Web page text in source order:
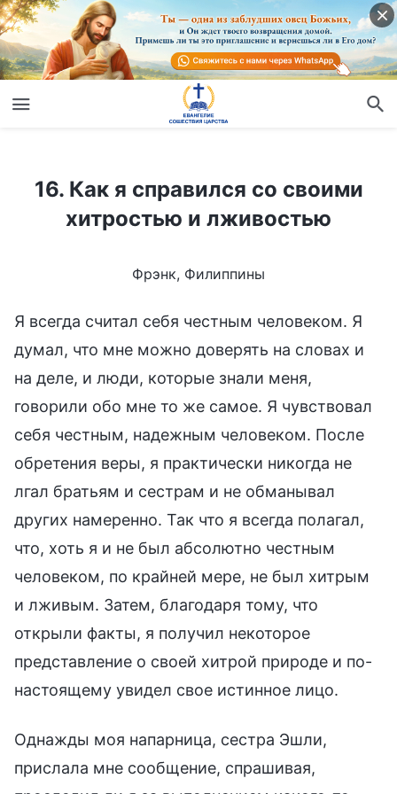
16. Как я справился со своими
хитростью и лживостью
Фрэнк, Филиппины
Я всегда считал себя честным человеком. Я
думал, что мне можно доверять на словах и
на деле, и люди, которые знали меня,
говорили обо мне то же самое. Я чувствовал
себя честным, надежным человеком. После
обретения веры, я практически никогда не
лгал братьям и сестрам и не обманывал
других намеренно. Так что я всегда полагал,
что, хоть я и не был абсолютно честным
человеком, по крайней мере, не был хитрым
и лживым. Затем, благодаря тому, что
открыли факты, я получил некоторое
представление о своей хитрой природе и по-
настоящему увидел свое истинное лицо.
Однажды моя напарница, сестра Эшли,
прислала мне сообщение, спрашивая,